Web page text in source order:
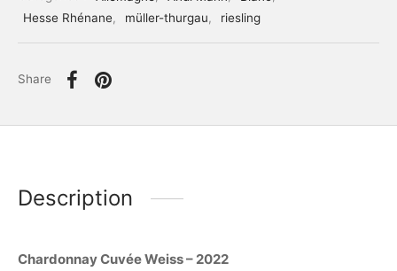
Hesse Rhénane, müller-thurgau, riesling
Share
Description
Chardonnay Cuvée Weiss – 2022